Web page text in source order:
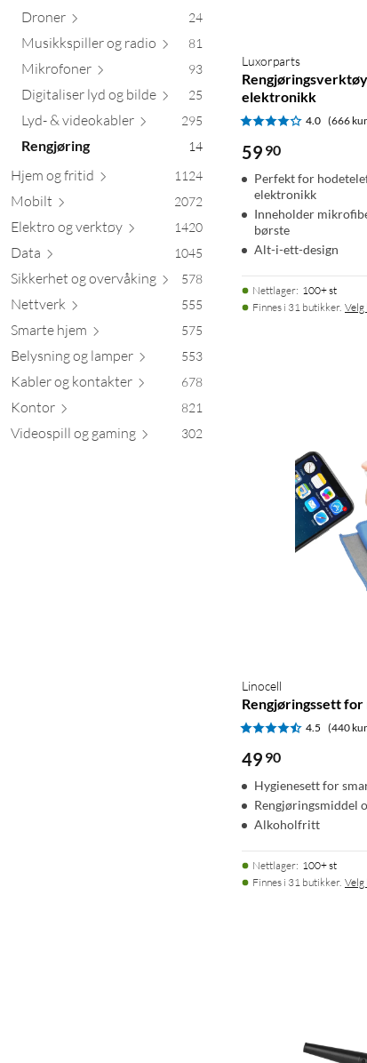
Droner 24
Musikkspiller og radio 81
Mikrofoner 93
Digitaliser lyd og bilde 25
Lyd- & videokabler 295
Rengjøring 14
Hjem og fritid 1124
Mobilt 2072
Elektro og verktøy 1420
Data 1045
Sikkerhet og overvåking 578
Nettverk 555
Smarte hjem 575
Belysning og lamper 553
Kabler og kontakter 678
Kontor 821
Videospill og gaming 302
Luxorparts
elektronikk
4.0 (666
59 90
Perfekt for
elektronikk
Inneholder
børste
Alt-i-ett-design
Nettlager: 100+ st
Finnes i 31 butikker.
Linocell
Rengjøringssett
4.5 (440
49 90
Hygienesett for
Rengjøringsmiddel
Alkoholfritt
Nettlager: 100+ st
Finnes i 31 butikker.